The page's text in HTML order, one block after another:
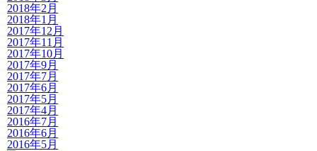
2018年2月
2018年1月
2017年12月
2017年11月
2017年10月
2017年9月
2017年7月
2017年6月
2017年5月
2017年4月
2016年7月
2016年6月
2016年5月